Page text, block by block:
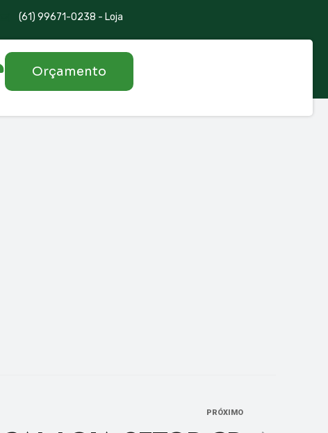
(61) 99671-0238 - Loja
Orçamento
PRÓXIMO